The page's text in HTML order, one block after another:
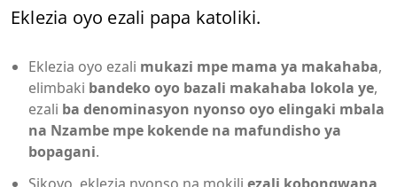
Eklezia oyo ezali papa katoliki.
Eklezia oyo ezali mukazi mpe mama ya makahaba,
elimbaki bandeko oyo bazali makahaba lokola ye,
ezali ba denominasyon nyonso oyo elingaki mbala
na Nzambe mpe kokende na mafundisho ya
bopagani.